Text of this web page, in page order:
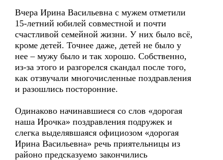
Вчера Ирина Васильевна с мужем отметили
15-летний юбилей совместной и почти
счастливой семейной жизни. У них было всё,
кроме детей. Точнее даже, детей не было у
нее – мужу было и так хорошо. Собственно,
из-за этого и разгорелся скандал после того,
как отзвучали многочисленные поздравления
и разошлись посторонние.
Одинаково начинавшиеся со слов «дорогая
наша Ирочка» поздравления подружек и
слегка выделявшаяся официозом «дорогая
Ирина Васильевна» речь приятельницы из
районо предсказуемо закончились